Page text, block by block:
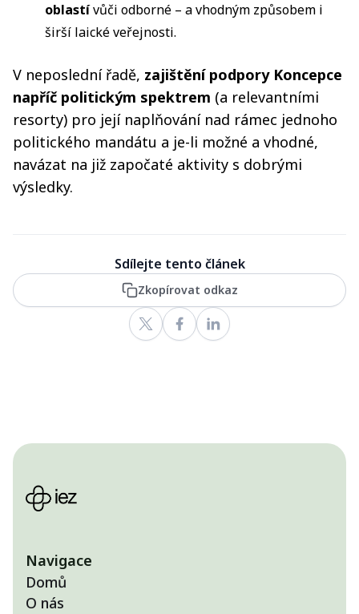
oblastívůči odborné – a vhodným způsobem i
širší laické veřejnosti.
V neposlední řadě, zajištění podpory Koncepce
napříč politickým spektrem (a relevantními
resorty) pro její naplňování nad rámec jednoho
politického mandátu a je-li možné a vhodné,
navázat na již započaté aktivity s dobrými
výsledky.
Sdílejte tento článek
Zkopírovat odkaz
Navigace
Domů
O nás